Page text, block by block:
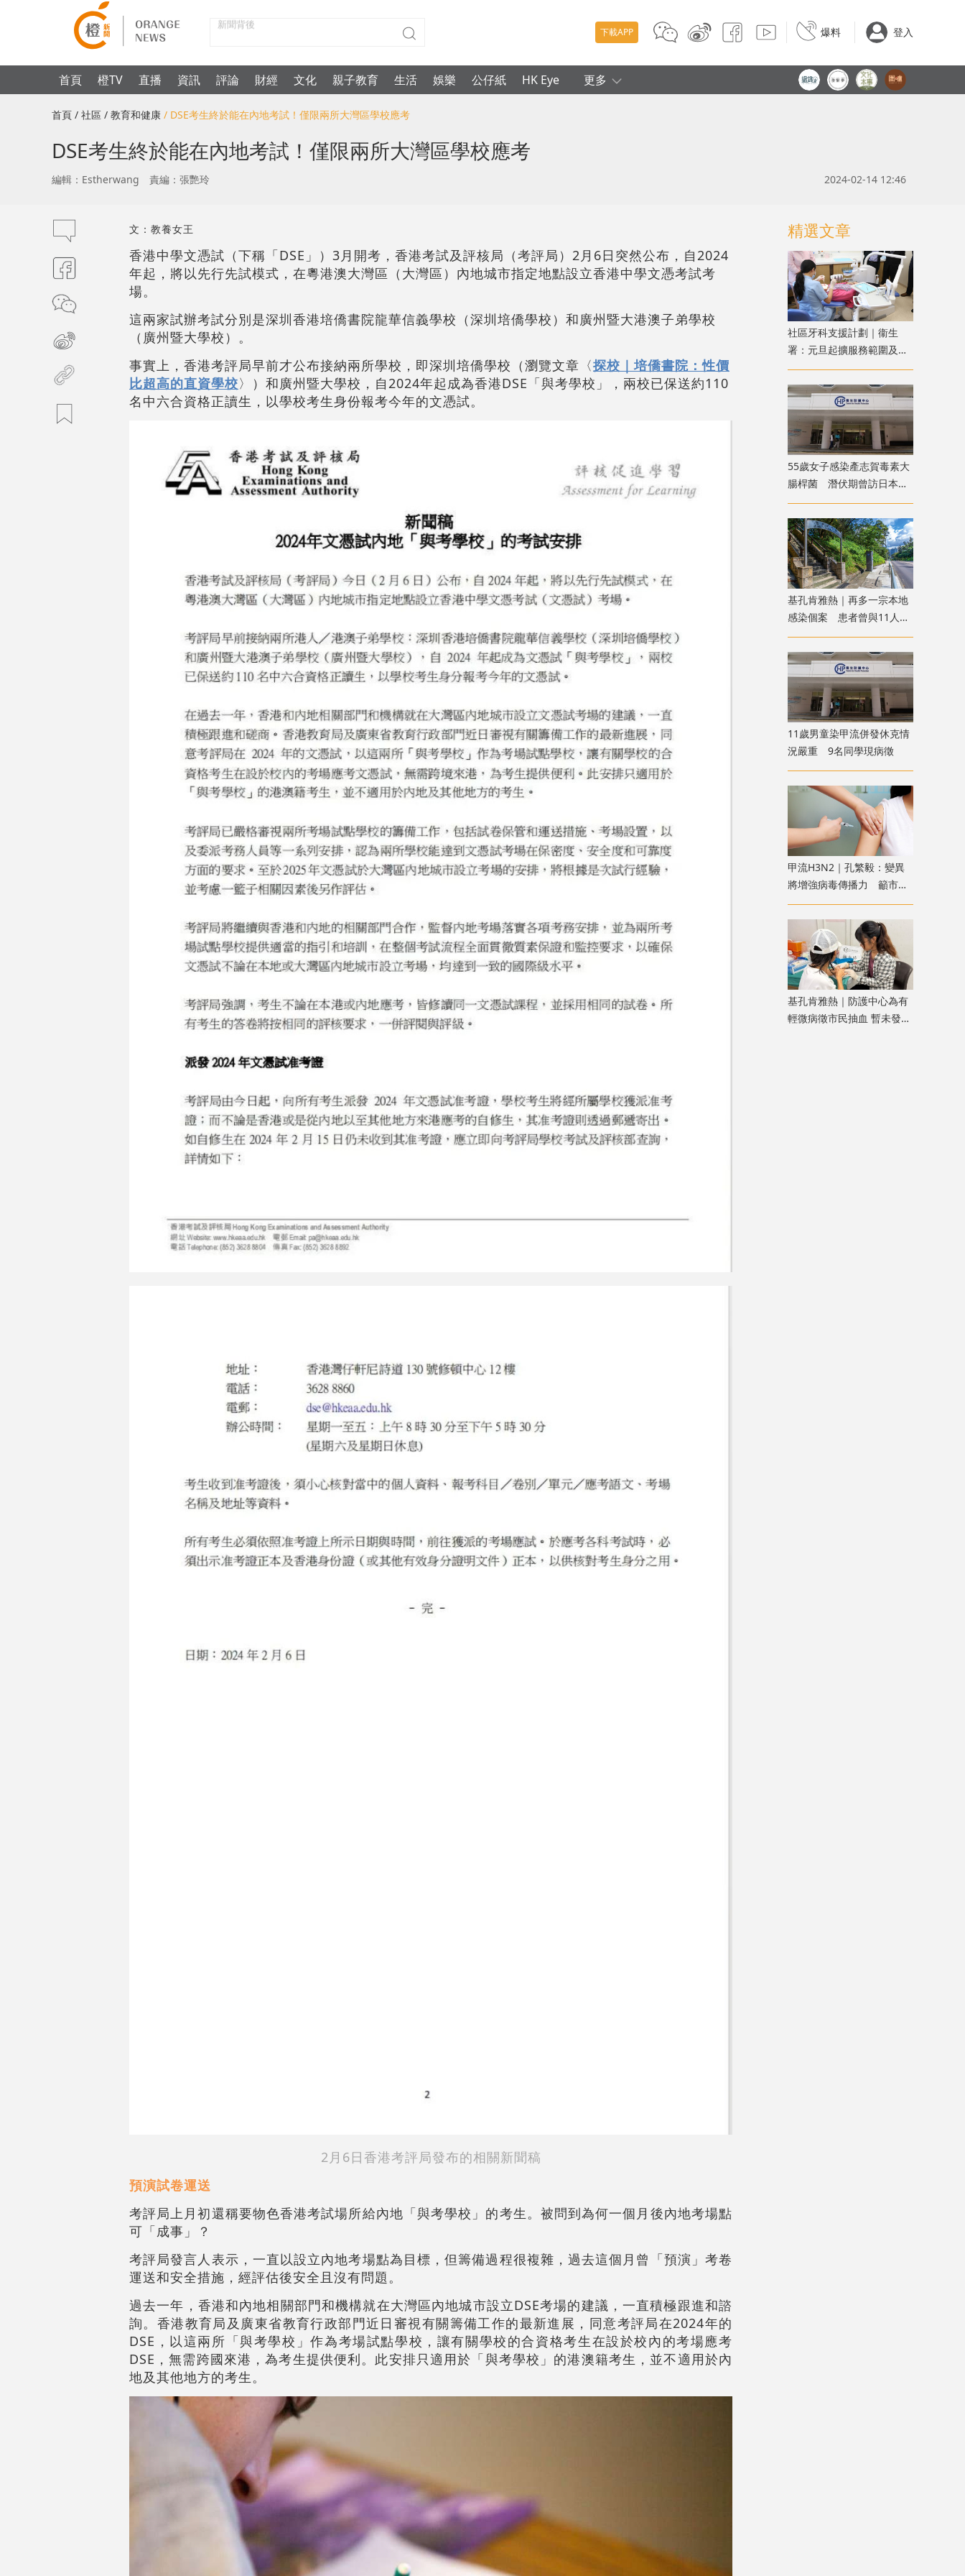
下載APP 爆料 登入
首頁 橙TV 直播 資訊 評論 財經 文化 親子教育 生活 娛樂 公仔紙 HK Eye 更多
首頁 / 社區 / 教育和健康 / DSE考生終於能在內地考試！僅限兩所大灣區學校應考
DSE考生終於能在內地考試！僅限兩所大灣區學校應考
編輯：Estherwang 責編：張艷玲 2024-02-14 12:46
文：教養女王
香港中學文憑試（下稱「DSE」）3月開考，香港考試及評核局（考評局）2月6日突然公布，自2024
年起，將以先行先試模式，在粵港澳大灣區（大灣區）內地城市指定地點設立香港中學文憑考試考
場。
這兩家試辦考試分別是深圳香港培僑書院龍華信義學校（深圳培僑學校）和廣州暨大港澳子弟學校
（廣州暨大學校）。
事實上，香港考評局早前才公布接納兩所學校，即深圳培僑學校（瀏覽文章〈探校｜培僑書院：性價
比超高的直資學校〉）和廣州暨大學校，自2024年起成為香港DSE「與考學校」，兩校已保送約110
名中六合資格正讀生，以學校考生身份報考今年的文憑試。
2月6日香港考評局發布的相關新聞稿
預演試卷運送
考評局上月初還稱要物色香港考試場所給內地「與考學校」的考生。被問到為何一個月後內地考場點
可「成事」？
考評局發言人表示，一直以設立內地考場點為目標，但籌備過程很複雜，過去這個月曾「預演」考卷
運送和安全措施，經評估後安全且沒有問題。
過去一年，香港和內地相關部門和機構就在大灣區內地城市設立DSE考場的建議，一直積極跟進和諮
詢。香港教育局及廣東省教育行政部門近日審視有關籌備工作的最新進展，同意考評局在2024年的
DSE，以這兩所「與考學校」作為考場試點學校，讓有關學校的合資格考生在設於校內的考場應考
DSE，無需跨國來港，為考生提供便利。此安排只適用於「與考學校」的港澳籍考生，並不適用於內
地及其他地方的考生。
精選文章
社區牙科支援計劃｜衞生
署：元旦起擴服務範圍及受
惠對象 包括洗牙杜牙根等
55歲女子感染產志賀毒素大
腸桿菌 潛伏期曾訪日本及
進食高風險食物
基孔肯雅熱｜再多一宗本地
感染個案 患者曾與11人到
青衣自然徑遠足
11歲男童染甲流併發休克情
況嚴重 9名同學現病徵
甲流H3N2｜孔繁毅：變異
將增強病毒傳播力 籲市民
及早接種疫苗
基孔肯雅熱｜防護中心為有
輕微病徵市民抽血 暫未發現